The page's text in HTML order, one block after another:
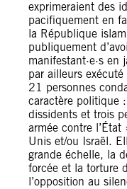
exprimeraient des
pacifiquement en
la République
publiquement
manifestant·e·s
par ailleurs
21 personnes
caractère politique
dissidents et trois
armée contre l’État
Unis et/ou Israël.
grande échelle, la
forcée et la torture
l’opposition au